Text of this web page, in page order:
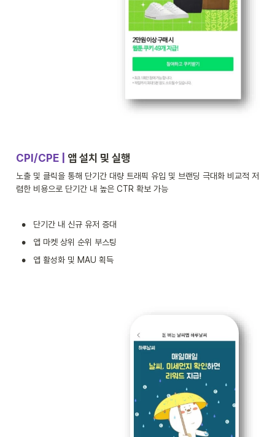
CPI/CPE | 앱 설치 및 실행
노출 및 클릭을 통해 단기간 대량 트래픽 유입 및 브랜딩 극대화 비교적 저
렴한 비용으로 단기간 내 높은 CTR 확보 가능
• 단기간 내 신규 유저 증대
• 앱 마켓 상위 순위 부스팅
• 앱 활성화 및 MAU 획득